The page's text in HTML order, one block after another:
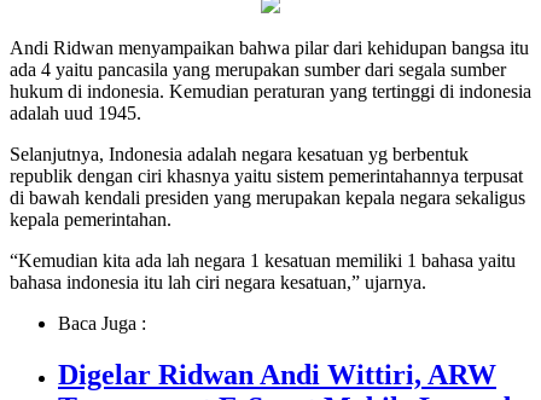
Andi Ridwan menyampaikan bahwa pilar dari kehidupan bangsa itu
ada 4 yaitu pancasila yang merupakan sumber dari segala sumber
hukum di indonesia. Kemudian peraturan yang tertinggi di indonesia
adalah uud 1945.
Selanjutnya, Indonesia adalah negara kesatuan yg berbentuk
republik dengan ciri khasnya yaitu sistem pemerintahannya terpusat
di bawah kendali presiden yang merupakan kepala negara sekaligus
kepala pemerintahan.
“Kemudian kita ada lah negara 1 kesatuan memiliki 1 bahasa yaitu
bahasa indonesia itu lah ciri negara kesatuan,” ujarnya.
Baca Juga :
Digelar Ridwan Andi Wittiri, ARW